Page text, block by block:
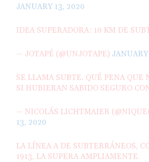
JANUARY 13, 2020
IDEA SUPERADORA: 10 KM DE
— JOTAPÉ (@UNJOTAPE)
SE LLAMA SUBTE. QUÉ PENA QUE
SI HUBIERAN SABIDO SEGURO
— NICOLÁS LICHTMAIER
13, 2020
LA LÍNEA A DE SUBTERRÁNEOS,
1913, LA SUPERA AMPLIAMENTE.